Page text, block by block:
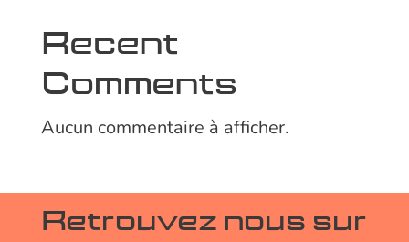
Recent
Comments
Aucun commentaire à afficher.
Retrouvez nous sur